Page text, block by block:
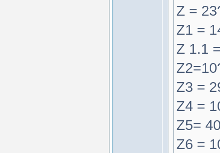
Z =
Z1 =
Z 1.1
Z3 =
Z4 =
Z5=
Z6 =